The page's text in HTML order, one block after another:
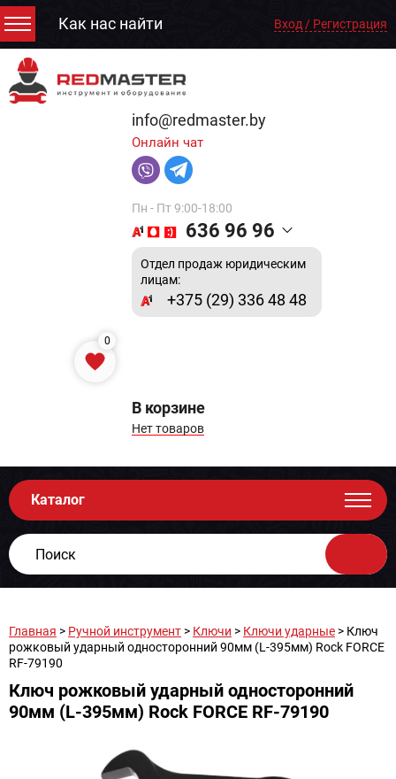
Как нас найти Вход / Регистрация
info@redmaster.by
Онлайн чат
Пн - Пт 9:00-18:00
636 96 96
Отдел продаж юридическим
лицам:
+375 (29) 336 48 48
0
В корзине
Нет товаров
Каталог
Главная > Ручной инструмент > Ключи > Ключи ударные > Ключ
рожковый ударный односторонний 90мм (L-395мм) Rock FORCE
RF-79190
Ключ рожковый ударный односторонний
90мм (L-395мм) Rock FORCE RF-79190